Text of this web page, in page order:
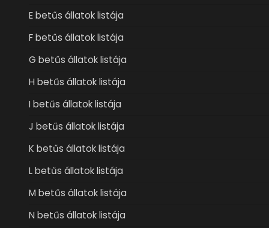
E betűs állatok listája
F betűs állatok listája
G betűs állatok listája
H betűs állatok listája
I betűs állatok listája
J betűs állatok listája
K betűs állatok listája
L betűs állatok listája
M betűs állatok listája
N betűs állatok listája